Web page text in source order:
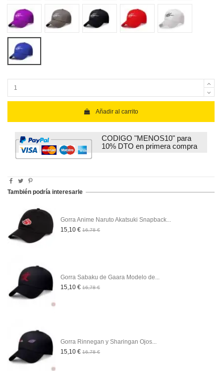
purple white gray white black red white white
Royal blue white
Añadir al carrito
CODIGO "MENOS10" para
10% DTO en primera compra
También podría interesarle
Gorra Anime Naruto Akatsuki Snapback...
15,10 € 16,78 €
Gorra Sabaku de Gaara Modelo de...
15,10 € 16,78 €
Gorra Rinnegan y Sharingan Ojos...
15,10 € 16,78 €